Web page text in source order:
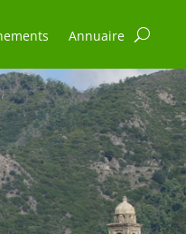
Annuaire